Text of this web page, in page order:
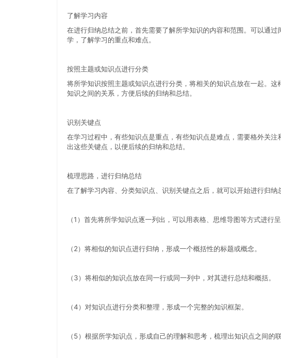
了解学习内容
在进行归纳总结之前，首先需要了解所学知识的内容和范围。可以通
学，了解学习的重点和难点。
按照主题或知识点进行分类
将所学知识按照主题或知识点进行分类，将相关的知识点放在一起。
知识之间的关系，方便后续的归纳和总结。
识别关键点
在学习过程中，有些知识点是重点，有些知识点是难点，需要格外关
出这些关键点，以便后续的归纳和总结。
梳理思路，进行归纳总结
在了解学习内容、分类知识点、识别关键点之后，就可以开始进行归纳
（1）首先将所学知识点逐一列出，可以用表格、思维导图等方式进行呈
（2）将相似的知识点进行归纳，形成一个概括性的标题或概念。
（3）将相似的知识点放在同一行或同一列中，对其进行总结和概括。
（4）对知识点进行分类和整理，形成一个完整的知识框架。
（5）根据所学知识点，形成自己的理解和思考，梳理出知识点之间的